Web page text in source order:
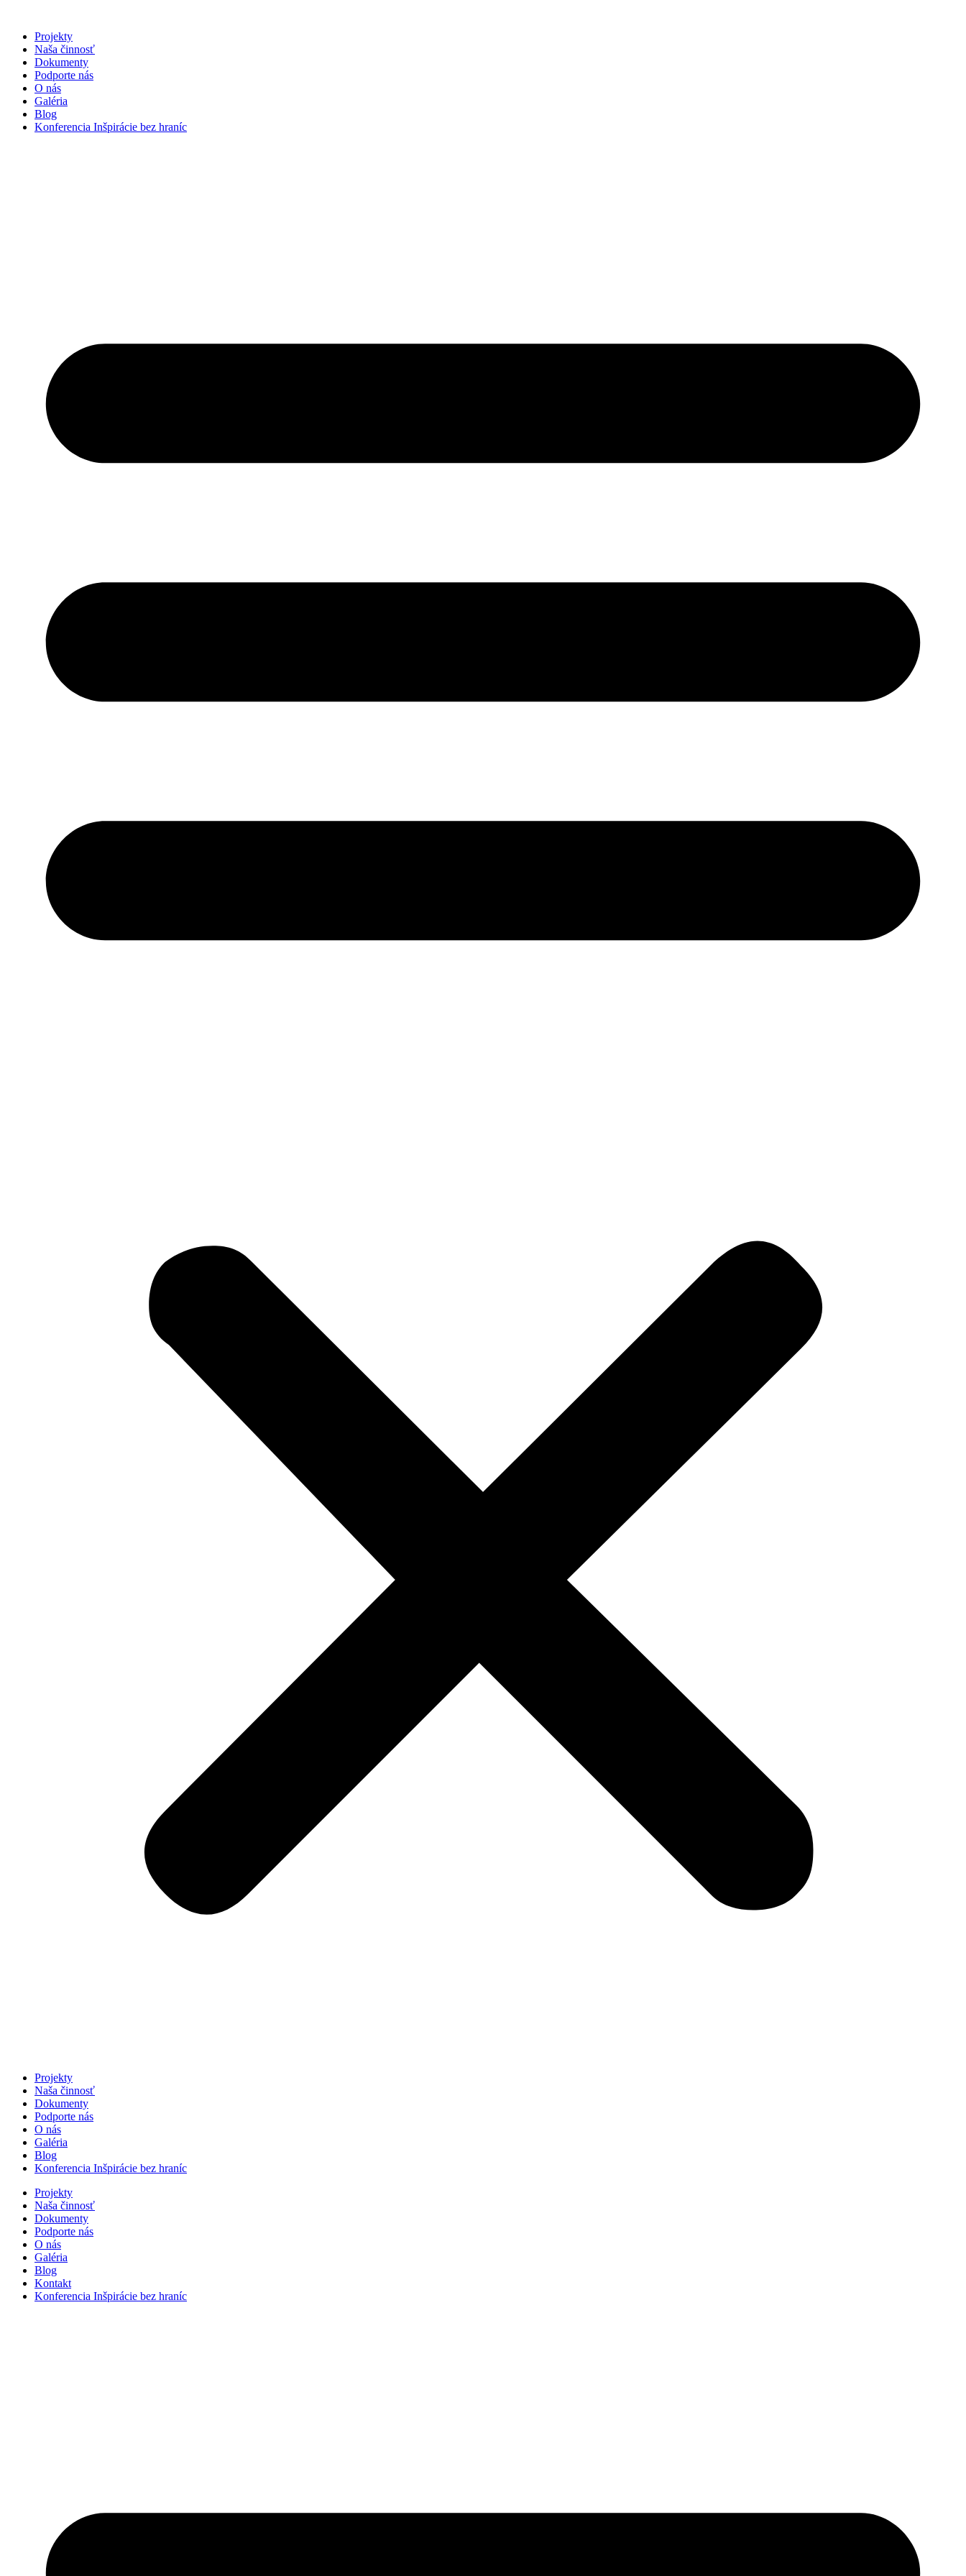
obsah
Projekty
Naša činnosť
Dokumenty
Podporte nás
O nás
Galéria
Blog
Konferencia Inšpirácie bez hraníc
Projekty
Naša činnosť
Dokumenty
Podporte nás
O nás
Galéria
Blog
Konferencia Inšpirácie bez hraníc
Projekty
Naša činnosť
Dokumenty
Podporte nás
O nás
Galéria
Blog
Kontakt
Konferencia Inšpirácie bez hraníc